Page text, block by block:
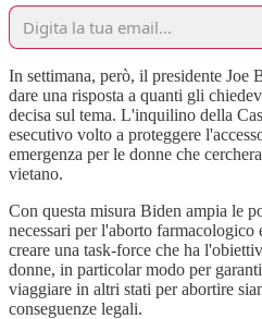
In settimana, però, il presidente Joe
dare una risposta a quanti gli
decisa sul tema. L'inquilino della
esecutivo volto a proteggere
emergenza per le donne che
vietano.
Con questa misura Biden ampia le
necessari per l'aborto farmacologico
creare una task-force che ha
donne, in particolar modo per
viaggiare in altri stati per abortire
conseguenze legali.